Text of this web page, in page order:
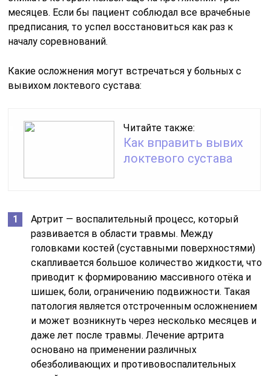
месяцев. Если бы пациент соблюдал все врачебные
предписания, то успел восстановиться как раз к
началу соревнований.
Какие осложнения могут встречаться у больных с
вывихом локтевого сустава:
Читайте также:
Как вправить вывих
локтевого сустава
Артрит — воспалительный процесс, который
развивается в области травмы. Между
головками костей (суставными поверхностями)
скапливается большое количество жидкости, что
приводит к формированию массивного отёка и
шишек, боли, ограничению подвижности. Такая
патология является отстроченным осложнением
и может возникнуть через несколько месяцев и
даже лет после травмы. Лечение артрита
основано на применении различных
обезболивающих и противовоспалительных